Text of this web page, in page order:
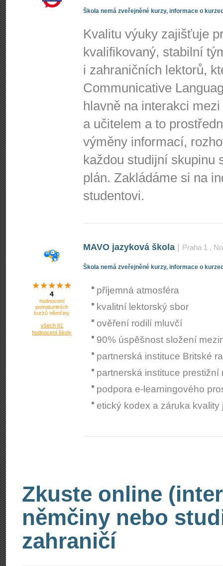
Škola nemá zveřejněné kurzy, informace o
Kvalitu výuky zajišťuje
kvalifikovaný, stabilní
i zahraničních lektorů,
Communicative
hlavně na interakci
a učitelem a to
výměny informací,
každou studijní skupinu
plán. Zakládáme si na
studentovi.
MAVO jazyková škola Praha 1 ,
Škola nemá zveřejněné kurzy, informace o
4
hodnocení
pomaturitních
kurzů němčiny
všech 61
hodnocení školy
příjemná atmosféra
kvalitní lektorský sbor
ověření rodilí mluvčí
90% úspěšnost složení
partnerská instituce Britské
partnerská instituce
podpora e-learningového
etický kodex a záruka
Zkuste online
němčiny nebo
zahraničí